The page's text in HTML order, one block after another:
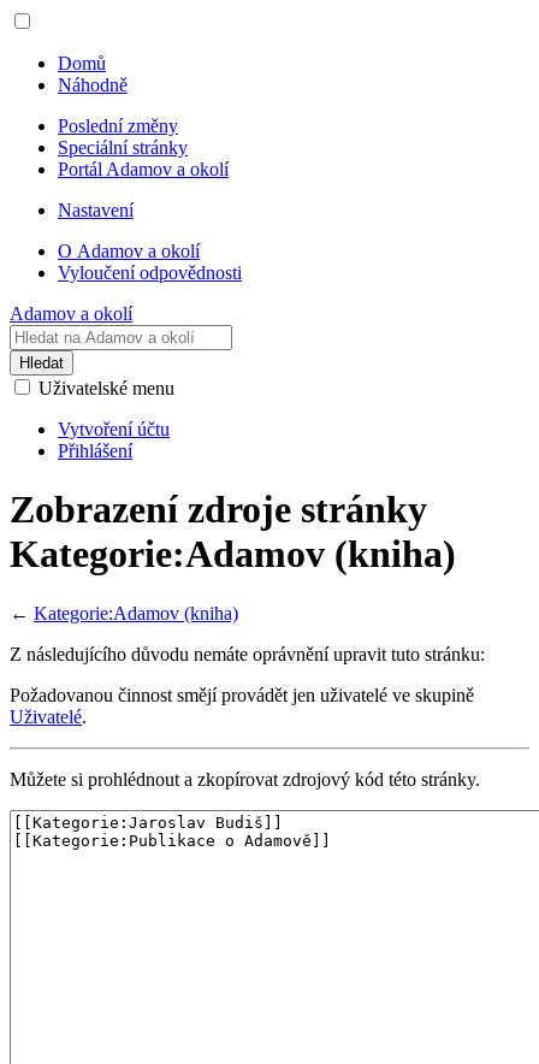
Domů
Náhodně
Poslední změny
Speciální stránky
Portál Adamov a okolí
Nastavení
O Adamov a okolí
Vyloučení odpovědnosti
Adamov a okolí
Hledat
Uživatelské menu
Vytvoření účtu
Přihlášení
Zobrazení zdroje stránky
Kategorie:Adamov (kniha)
← Kategorie:Adamov (kniha)
Z následujícího důvodu nemáte oprávnění upravit tuto stránku:
Požadovanou činnost smějí provádět jen uživatelé ve skupině
Uživatelé.
Můžete si prohlédnout a zkopírovat zdrojový kód této stránky.